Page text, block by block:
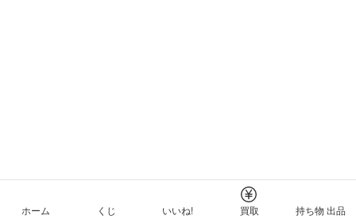
ホーム くじ いいね! 買取 持ち物 出品